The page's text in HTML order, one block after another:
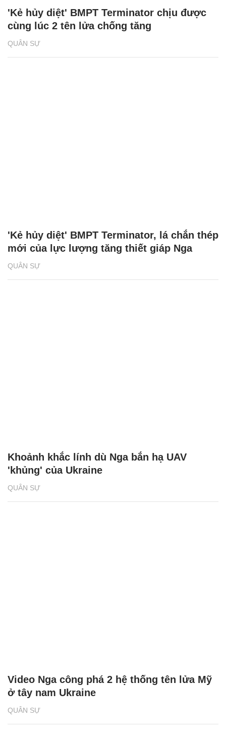
QUÂN SỰ
'Kẻ hủy diệt' BMPT Terminator chịu được
cùng lúc 2 tên lửa chống tăng
QUÂN SỰ
'Kẻ hủy diệt' BMPT Terminator, lá chắn thép
mới của lực lượng tăng thiết giáp Nga
QUÂN SỰ
Khoảnh khắc lính dù Nga bắn hạ UAV
'khủng' của Ukraine
QUÂN SỰ
Video Nga công phá 2 hệ thống tên lửa Mỹ
ở tây nam Ukraine